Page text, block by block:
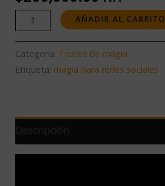
AÑADIR AL CARRITO
Categoría: Trucos de magia
Etiqueta: magia para redes sociales